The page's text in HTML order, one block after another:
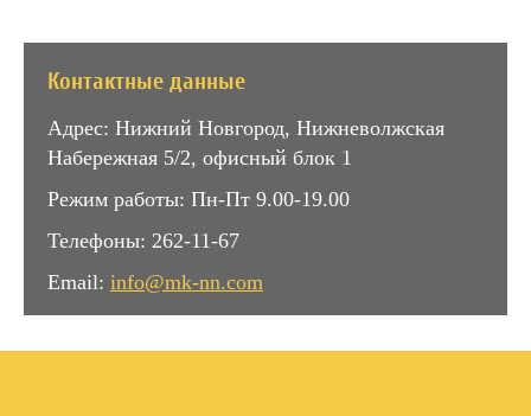
Контактные данные
Адрес: Нижний Новгород, Нижневолжская
Набережная 5/2, офисный блок 1
Режим работы: Пн-Пт 9.00-19.00
Телефоны: 262-11-67
Email: info@mk-nn.com